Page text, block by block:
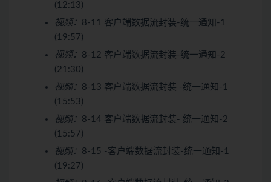
(12:13)
视频： 8-11 客户端数据流封装-统一通知-1
(19:57)
视频： 8-12 客户端数据流封装-统一通知-2
(21:30)
视频： 8-13 客户端数据流封装 -统一通知-1
(15:53)
视频： 8-14 客户端数据流封装- 统一通知-2
(15:57)
视频： 8-15 -客户端数据流封装-统一通知-1
(19:27)